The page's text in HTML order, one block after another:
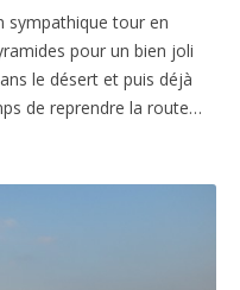
sympathique tour en
pour un bien joli
le désert et puis déjà
de reprendre la route…